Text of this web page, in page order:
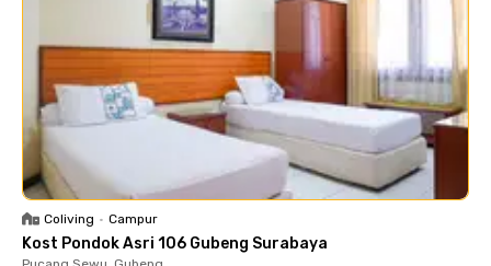
Coliving • Campur
Kost Pondok Asri 106 Gubeng Surabaya